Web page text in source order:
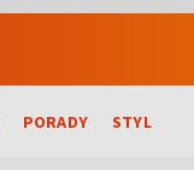
PORADY STYL